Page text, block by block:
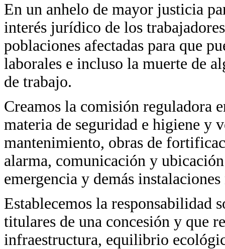
En un anhelo de mayor justicia
interés jurídico de los
poblaciones afectadas para que
laborales e incluso la muerte de
de trabajo.
Creamos la comisión reguladora
materia de seguridad e higiene y
mantenimiento, obras de
alarma, comunicación y
emergencia y demás
Establecemos la responsabilidad
titulares de una concesión y que
infraestructura, equilibrio